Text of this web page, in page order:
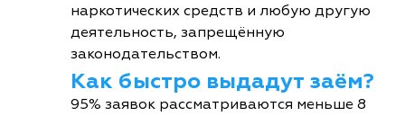
наркотических средств и любую другую
деятельность, запрещённую
законодательством.
Как быстро выдадут заём?
95% заявок рассматриваются меньше 8